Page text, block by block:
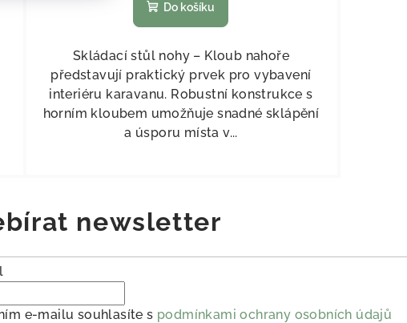
Do košíku
Skládací stůl nohy – Kloub nahoře
představují praktický prvek pro vybavení
interiéru karavanu. Robustní konstrukce s
horním kloubem umožňuje snadné sklápění
a úsporu místa v...
newsletter
e-mailu souhlasíte s podmínkami ochrany osobních údajů